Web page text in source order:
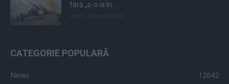
fără „s-o ia în...
CATEGORIE POPULARĂ
News
12042